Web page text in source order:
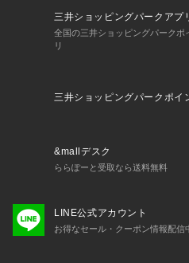
三井ショッピングパークアプ
全国の三井ショッピングパーク
リ
三井ショッピングパークポイ
&mallデスク
ららぽーと受取なら送料無料
LINE公式アカウント
お得なセール・クーポン情報配信